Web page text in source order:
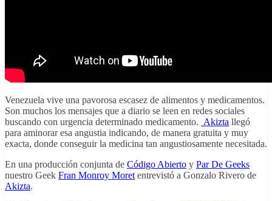
Venezuela vive una pavorosa escasez de alimentos y medicamentos.
Son muchos los mensajes que a diario se leen en redes sociales
buscando con urgencia determinado medicamento. Akizta llegó
para aminorar esa angustia indicando, de manera gratuita y muy
exacta, donde conseguir la medicina tan angustiosamente necesitada.
En una producción conjunta de Código Abierto y Par De Geeks
nuestro Geek Fran Monroy Moret entrevistó a Gonzalo Rivero de
Akizta.